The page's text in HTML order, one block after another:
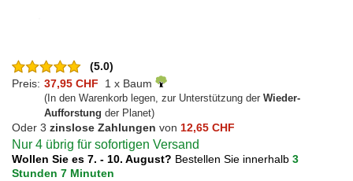
(5.0)
Preis: 37,95 CHF 1 x Baum
(In den Warenkorb legen, zur Unterstützung der Wieder-
Aufforstung der Planet)
Oder 3 zinslose Zahlungen von 12,65 CHF
Nur 4 übrig für sofortigen Versand
Wollen Sie es 7. - 10. August? Bestellen Sie innerhalb 3
Stunden 7 Minuten